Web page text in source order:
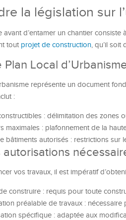
la législation sur
avant d’entamer un chantier
tout projet de construction, qu’il soit
Local
représente un document
:
: délimitation des zones
maximales : plafonnement de la
bâtiments autorisés : restrictions sur
vos travaux, il est impératif
construire : requis pour toute
préalable de travaux :
spécifique : adaptée aux